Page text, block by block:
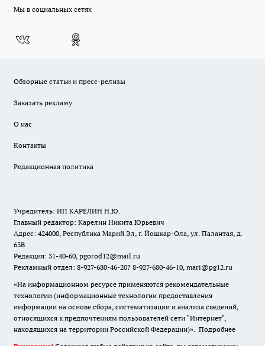
Мы в социальных сетях
Обзорные статьи и пресс-релизы
Заказать рекламу
О нас
Контакты
Редакционная политика
Учредитель: ИП КАРЕЛИН Н.Ю.
Главный редактор: Карелин Никита Юрьевич
Адрес: 424000, Республика Марий Эл, г. Йошкар-Ола, ул. Палантая, д.
63В
Редакция: 31-40-60, pgorod12@mail.ru
Рекламный отдел: 8-927-680-46-20? 8-927-680-46-10, mari@pg12.ru
«На информационном ресурсе применяются рекомендательные
технологии (информационные технологии предоставления
информации на основе сбора, систематизации и анализа сведений,
относящихся к предпочтениям пользователей сети "Интернет",
находящихся на территории Российской Федерации)». Подробнее